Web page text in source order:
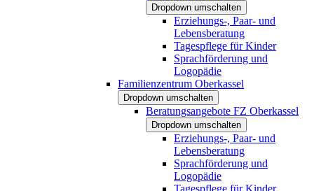
Dropdown umschalten
Erziehungs-, Paar- und
Lebensberatung
Tagespflege für Kinder
Sprachförderung und
Logopädie
Familienzentrum Oberkassel
Dropdown umschalten
Beratungsangebote FZ Oberkassel
Dropdown umschalten
Erziehungs-, Paar- und
Lebensberatung
Sprachförderung und
Logopädie
Tagespflege für Kinder